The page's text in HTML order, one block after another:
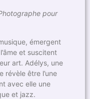
pour
émergent
et suscitent
art. Adélys, une
révèle être l’une
avec elle une
et jazz.